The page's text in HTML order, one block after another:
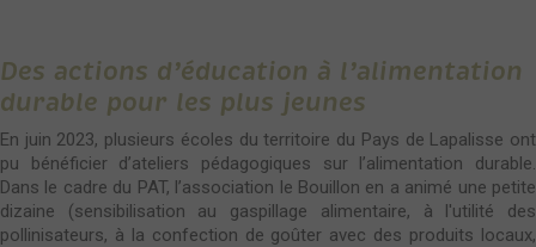
Des actions d’éducation à l’alimentation
durable pour les plus jeunes
En juin 2023, plusieurs écoles du territoire du Pays de Lapalisse ont
pu bénéficier d’ateliers pédagogiques sur l’alimentation durable.
Dans le cadre du PAT, l’association le Bouillon en a animé une petite
dizaine (sensibilisation au gaspillage alimentaire, à l'utilité des
pollinisateurs, à la confection de goûter avec des produits locaux,